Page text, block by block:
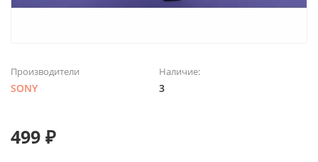
Производители
SONY
Наличие:
3
499 ₽